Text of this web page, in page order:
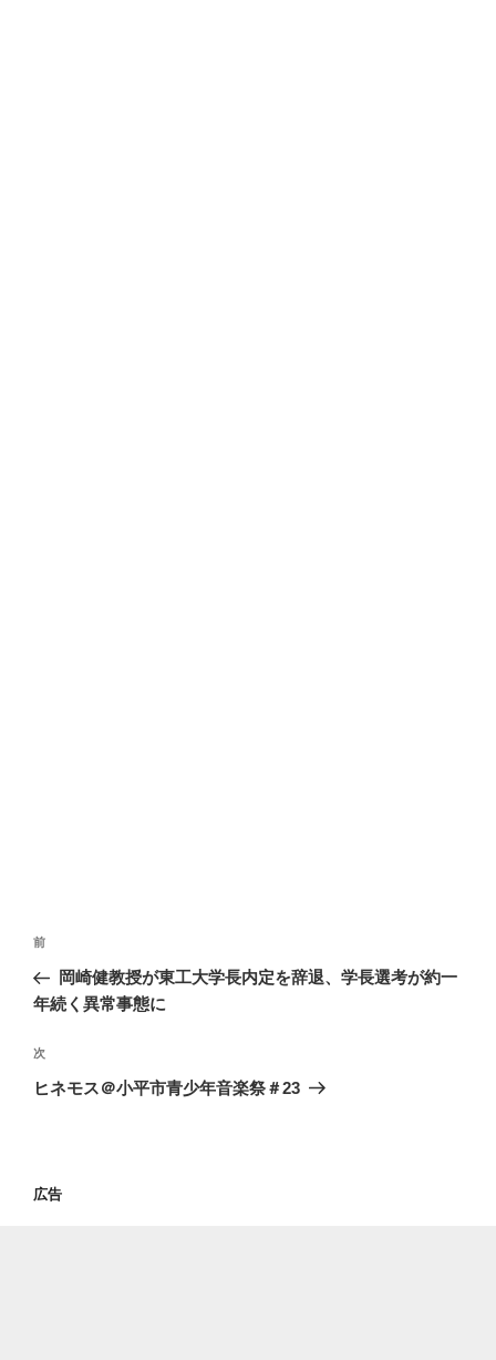
投
ナ
ゲ
ー
過
去
の
稿
前
岡崎健教授が東工大学長内定を辞退、学長選考が約一
年続く異常事態に
次
の
次
ヒネモス＠小平市青少年音楽祭＃23
広告